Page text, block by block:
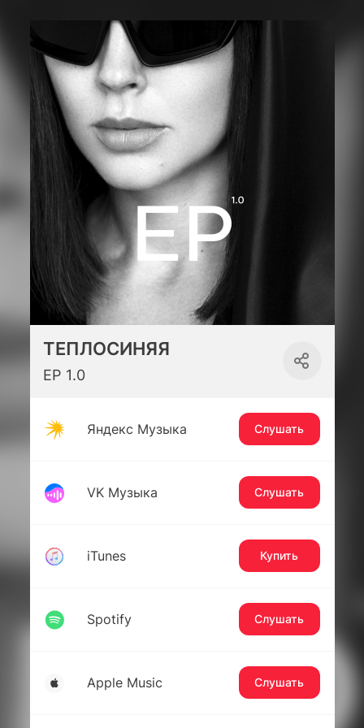
ТЕПЛОСИНЯЯ
EP 1.0
Яндекс Музыка Слушать
VK Музыка Слушать
iTunes Купить
Spotify Слушать
Apple Music Слушать